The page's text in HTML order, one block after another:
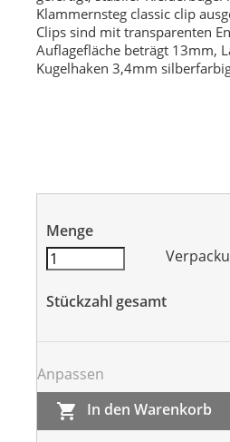
Klammernsteg classic clip
Clips sind mit transparenten
Auflagefläche beträgt 13mm,
Kugelhaken 3,4mm
Menge
Stückzahl gesamt
Anpassen
 In den Warenkorb